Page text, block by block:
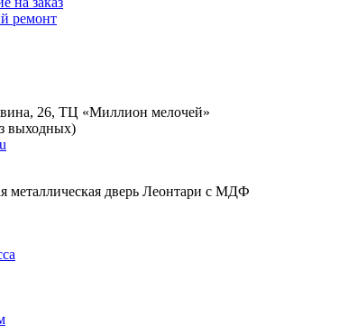
ремонт
26, ТЦ «Миллион мелочей»
выходных)
металлическая дверь Леонтари с МДФ